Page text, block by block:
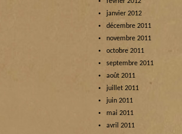
janvier 2012
décembre 2011
novembre 2011
octobre 2011
septembre 2011
août 2011
juillet 2011
juin 2011
mai 2011
avril 2011